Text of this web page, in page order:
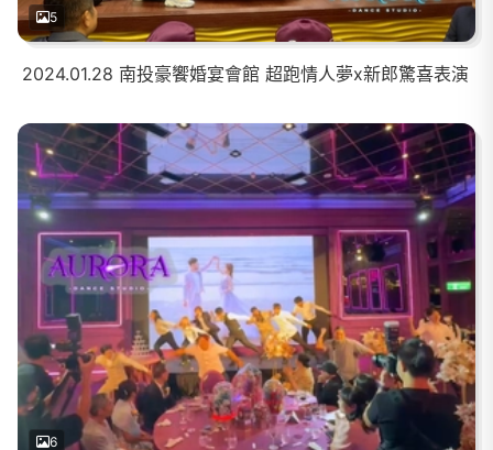
5
2024.01.28 南投豪饗婚宴會館 超跑情人夢x新郎驚喜表演
6